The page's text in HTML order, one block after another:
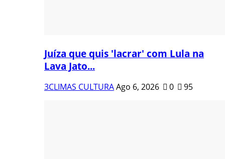
Juíza que quis 'lacrar' com Lula na
Lava Jato...
3CLIMAS CULTURAAgo 6, 2026 0 95